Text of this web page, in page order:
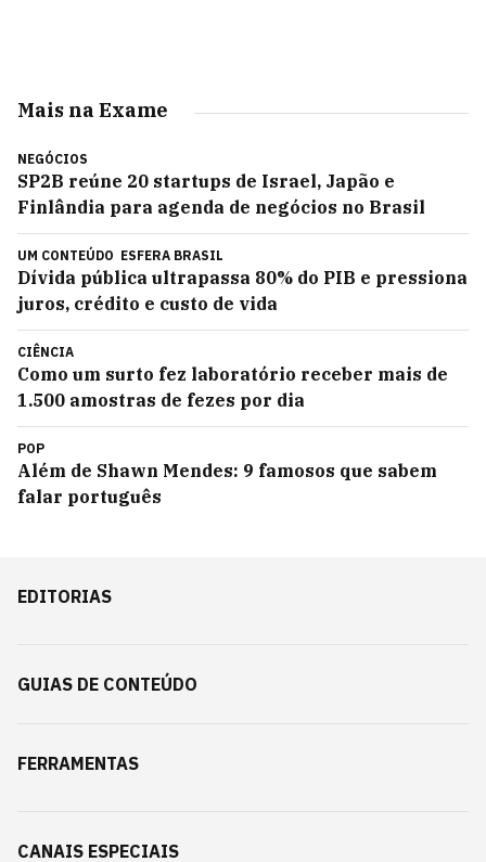
Mais na Exame
NEGÓCIOS
SP2B reúne 20 startups de Israel, Japão e
Finlândia para agenda de negócios no Brasil
UM CONTEÚDO ESFERA BRASIL
Dívida pública ultrapassa 80% do PIB e pressiona
juros, crédito e custo de vida
CIÊNCIA
Como um surto fez laboratório receber mais de
1.500 amostras de fezes por dia
POP
Além de Shawn Mendes: 9 famosos que sabem
falar português
EDITORIAS
GUIAS DE CONTEÚDO
FERRAMENTAS
CANAIS ESPECIAIS